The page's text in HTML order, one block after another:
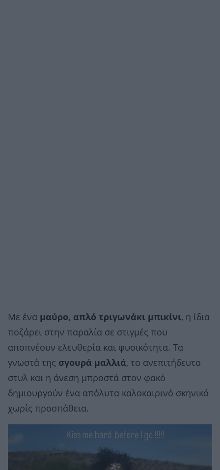
Με ένα μαύρο, απλό τριγωνάκι μπικίνι, η ίδια
ποζάρει στην παραλία σε στιγμές που
αποπνέουν ελευθερία και φυσικότητα. Τα
γνωστά της σγουρά μαλλιά, το ανεπιτήδευτο
στυλ και η άνεση μπροστά στον φακό
δημιουργούν ένα απόλυτα καλοκαιρινό σκηνικό
χωρίς προσπάθεια.